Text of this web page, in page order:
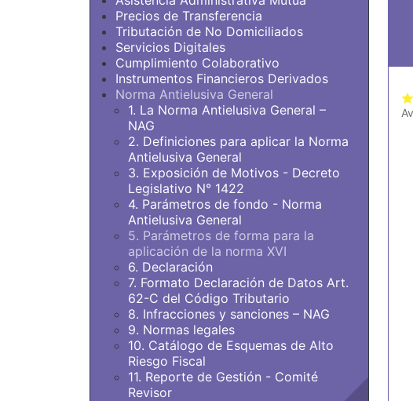
Precios de Transferencia
Tributación de No Domiciliados
Servicios Digitales
Cumplimiento Colaborativo
Instrumentos Financieros Derivados
Norma Antielusiva General
1. La Norma Antielusiva General –
NAG
2. Definiciones para aplicar la Norma
Antielusiva General
3. Exposición de Motivos - Decreto
Legislativo N° 1422
4. Parámetros de fondo - Norma
Antielusiva General
5. Parámetros de forma para la
aplicación de la norma XVI
6. Declaración
7. Formato Declaración de Datos Art.
62-C del Código Tributario
8. Infracciones y sanciones – NAG
9. Normas legales
10. Catálogo de Esquemas de Alto
Riesgo Fiscal
11. Reporte de Gestión - Comité
Revisor